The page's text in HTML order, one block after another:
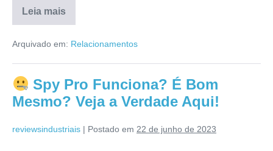
Leia mais
SpyTurbo
a
É
Mesmo?
Confira
Tudo
Arquivado em: Relacionamentos
Spy Pro Funciona? É Bom
Mesmo? Veja a Verdade Aqui!
reviewsindustriais | Postado em 22 de junho de 2023